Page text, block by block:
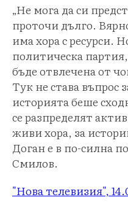
„Не мога да си
проточи дълго.
има хора с ресурси.
политическа
бъде отвлечена от
Тук не става въпрос
историята беше
се разпределят
живи хора, за
Доган е в по-силна
Смилов.
"Нова телевизия",